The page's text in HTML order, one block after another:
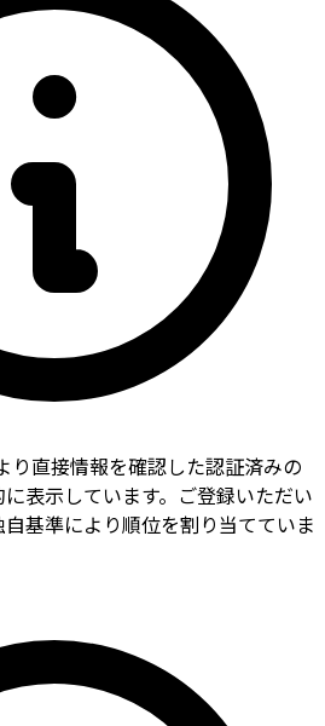
直接情報を確認した認証済みの
表示しています。ご登録いただい
基準により順位を割り当てていま